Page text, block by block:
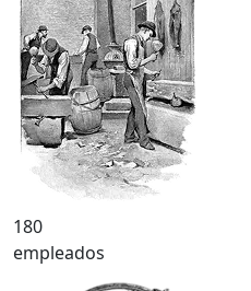
180
empleados